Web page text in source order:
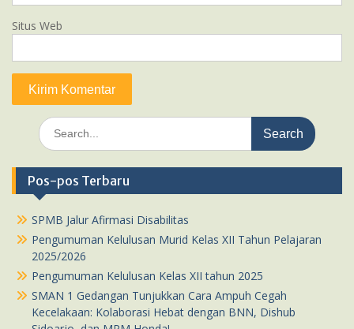
Situs Web
Search
for:
Pos-pos Terbaru
SPMB Jalur Afirmasi Disabilitas
Pengumuman Kelulusan Murid Kelas XII Tahun Pelajaran
2025/2026
Pengumuman Kelulusan Kelas XII tahun 2025
SMAN 1 Gedangan Tunjukkan Cara Ampuh Cegah
Kecelakaan: Kolaborasi Hebat dengan BNN, Dishub